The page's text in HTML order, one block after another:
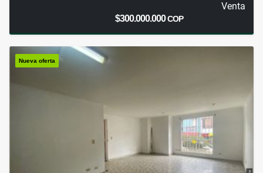
Venta
$300.000.000COP
Nueva oferta